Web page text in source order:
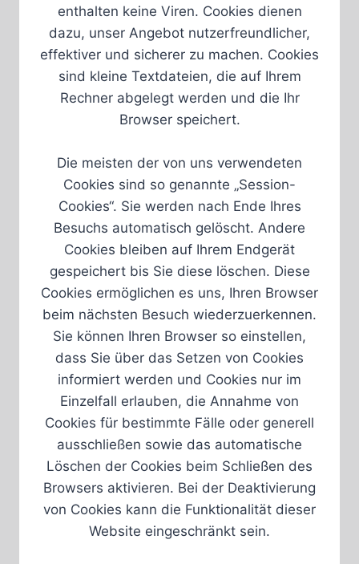
enthalten keine Viren. Cookies dienen
dazu, unser Angebot nutzerfreundlicher,
effektiver und sicherer zu machen. Cookies
sind kleine Textdateien, die auf Ihrem
Rechner abgelegt werden und die Ihr
Browser speichert.
Die meisten der von uns verwendeten
Cookies sind so genannte „Session-
Cookies“. Sie werden nach Ende Ihres
Besuchs automatisch gelöscht. Andere
Cookies bleiben auf Ihrem Endgerät
gespeichert bis Sie diese löschen. Diese
Cookies ermöglichen es uns, Ihren Browser
beim nächsten Besuch wiederzuerkennen.
Sie können Ihren Browser so einstellen,
dass Sie über das Setzen von Cookies
informiert werden und Cookies nur im
Einzelfall erlauben, die Annahme von
Cookies für bestimmte Fälle oder generell
ausschließen sowie das automatische
Löschen der Cookies beim Schließen des
Browsers aktivieren. Bei der Deaktivierung
von Cookies kann die Funktionalität dieser
Website eingeschränkt sein.